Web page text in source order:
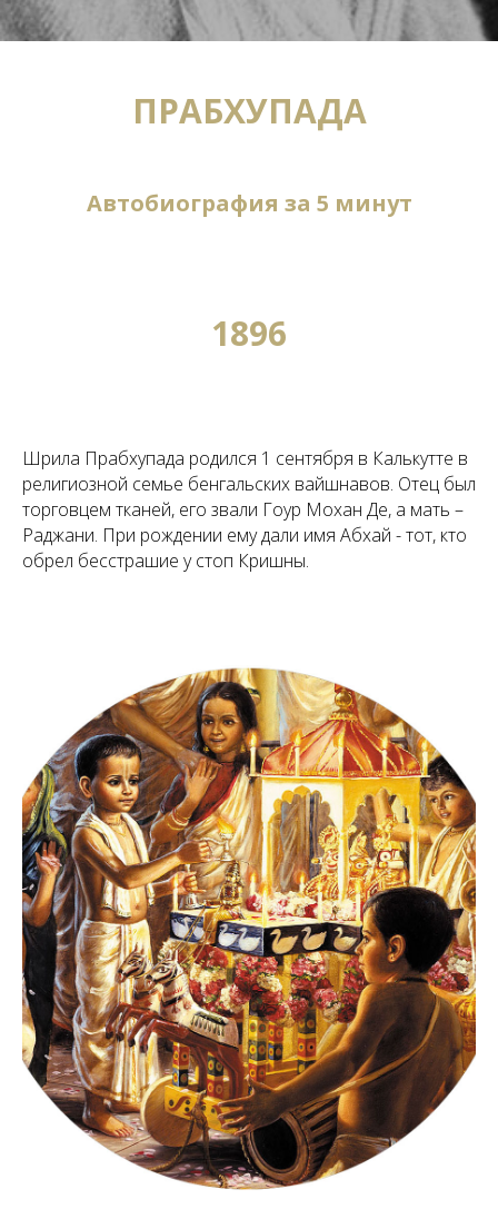
ПРАБХУПАДА
Автобиография за 5 минут
1896
Шрила Прабхупада родился 1 сентября в Калькутте в
религиозной семье бенгальских вайшнавов. Отец был
торговцем тканей, его звали Гоур Мохан Де, а мать –
Раджани. При рождении ему дали имя Абхай - тот, кто
обрел бесстрашие у стоп Кришны.